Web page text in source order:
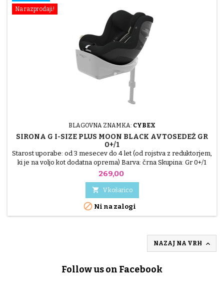
Na razprodaji!
BLAGOVNA ZNAMKA: CYBEX
SIRONA G I-SIZE PLUS MOON BLACK AVTOSEDEŽ GR
0+/1
Starost uporabe: od 3 mesecev do 4 let (od rojstva z reduktorjem,
ki je na voljo kot dodatna oprema) Barva: črna Skupina: Gr 0+/1
Pritrditev: Isofix Položaj sedeža: obrnjen nazaj - do 18 kg, obrnjen
Velikost I: Da
Cena
269,00
 V košarico
 Ni na zalogi
NAZAJ NA VRH 
Follow us on Facebook